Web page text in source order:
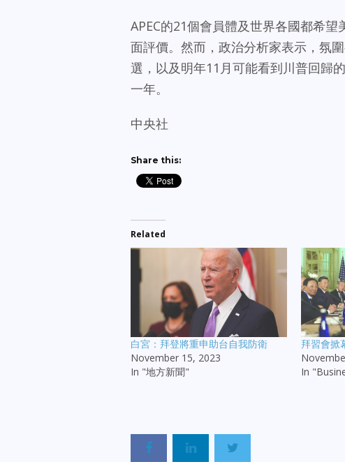
APEC的21個會員體及世界各國都希
面評價。然而，政治分析家表示，氛
選，以及明年11月可能看到川普回歸
一年。
中央社
Share this:
Related
白宮：拜登將重申助台自我防衛
November 15, 2023
In "地方新聞"
拜習會掀
In